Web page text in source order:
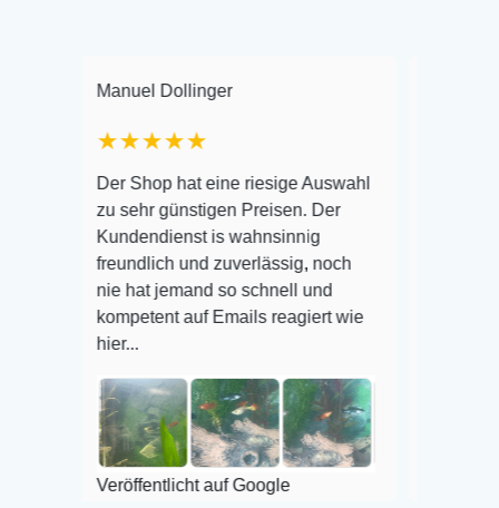
Dollinger
Shop hat eine riesige Auswahl
sehr günstigen Preisen. Der
is wahnsinnig
und zuverlässig, noch
hat jemand so schnell und
auf Emails reagiert wie
auf Google
Auswahl plus
befinden der Fische
super Zustand.